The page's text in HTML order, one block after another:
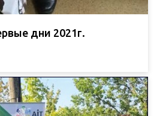
дни 2021г.